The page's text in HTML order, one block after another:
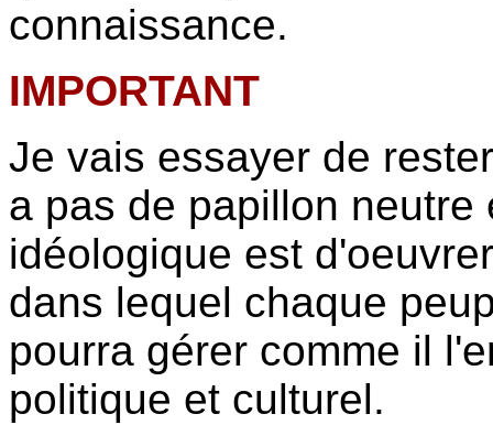
connaissance.
IMPORTANT
Je vais essayer de
a pas de papillon
idéologique est
dans lequel chaque
pourra gérer comme il
politique et culturel.